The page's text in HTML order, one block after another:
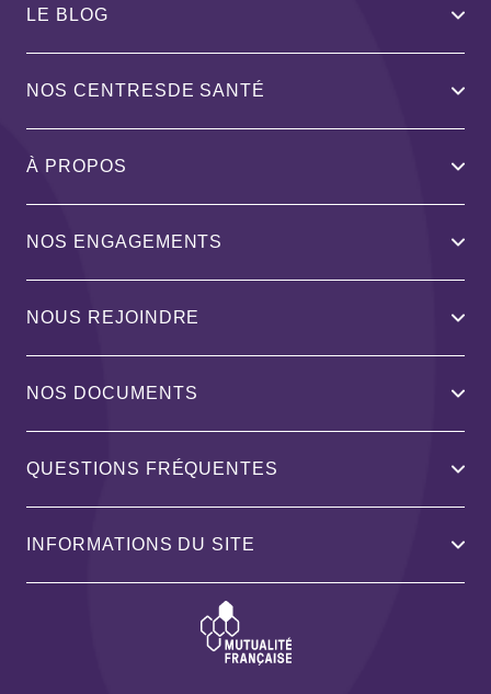
LE BLOG
NOS CENTRESDE SANTÉ
À PROPOS
NOS ENGAGEMENTS
NOUS REJOINDRE
NOS DOCUMENTS
QUESTIONS FRÉQUENTES
INFORMATIONS DU SITE